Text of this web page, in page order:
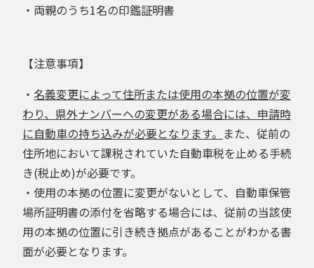
・両親のうち1名の印鑑証明書
【注意事項】
・ 名義変更によって住所または使用の本拠の位置が変
わり、県外ナンバーへの変更がある場合には、申請時
に自動車の持ち込みが必要となります。 また、従前の
住所地において課税されていた自動車税を止める手続
き(税止め)が必要です。
・使用の本拠の位置に変更がないとして、自動車保管
場所証明書の添付を省略する場合には、従前の当該使
用の本拠の位置に引き続き拠点があることがわかる書
面が必要となります。